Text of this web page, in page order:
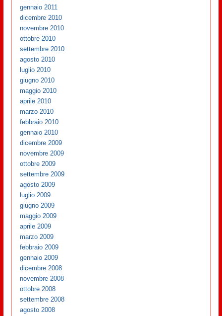
gennaio 2011
dicembre 2010
novembre 2010
ottobre 2010
settembre 2010
agosto 2010
luglio 2010
giugno 2010
maggio 2010
aprile 2010
marzo 2010
febbraio 2010
gennaio 2010
dicembre 2009
novembre 2009
ottobre 2009
settembre 2009
agosto 2009
luglio 2009
giugno 2009
maggio 2009
aprile 2009
marzo 2009
febbraio 2009
gennaio 2009
dicembre 2008
novembre 2008
ottobre 2008
settembre 2008
agosto 2008